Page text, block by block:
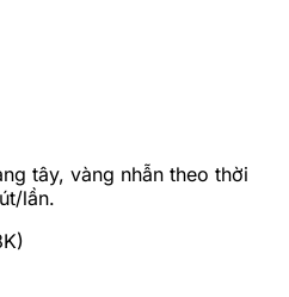
tây, vàng nhẫn theo thời
lần.
)